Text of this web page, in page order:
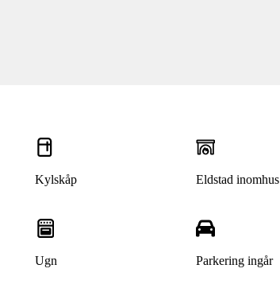
Kylskåp Eldstad inomhus
Ugn Parkering ingår